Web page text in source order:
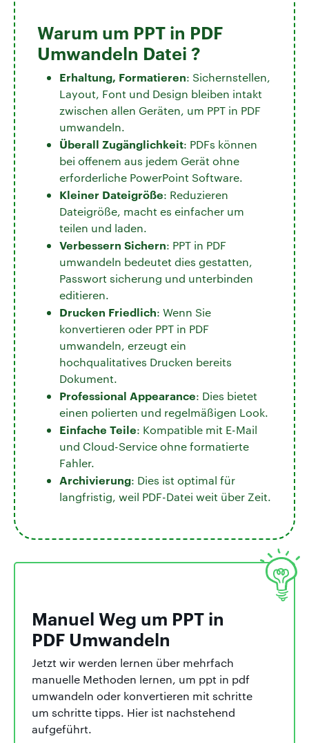
Warum um PPT in PDF
Umwandeln Datei ?
Erhaltung, Formatieren: Sichernstellen,
Layout, Font und Design bleiben intakt
zwischen allen Geräten, um PPT in PDF
umwandeln.
Überall Zugänglichkeit: PDFs können
bei offenem aus jedem Gerät ohne
erforderliche PowerPoint Software.
Kleiner Dateigröße: Reduzieren
Dateigröße, macht es einfacher um
teilen und laden.
Verbessern Sichern: PPT in PDF
umwandeln bedeutet dies gestatten,
Passwort sicherung und unterbinden
editieren.
Drucken Friedlich: Wenn Sie
konvertieren oder PPT in PDF
umwandeln, erzeugt ein
hochqualitatives Drucken bereits
Dokument.
Professional Appearance: Dies bietet
einen polierten und regelmäßigen Look.
Einfache Teile: Kompatible mit E-Mail
und Cloud-Service ohne formatierte
Fahler.
Archivierung: Dies ist optimal für
langfristig, weil PDF-Datei weit über Zeit.
Manuel Weg um PPT in
PDF Umwandeln
Jetzt wir werden lernen über mehrfach
manuelle Methoden lernen, um ppt in pdf
umwandeln oder konvertieren mit schritte
um schritte tipps. Hier ist nachstehend
aufgeführt.